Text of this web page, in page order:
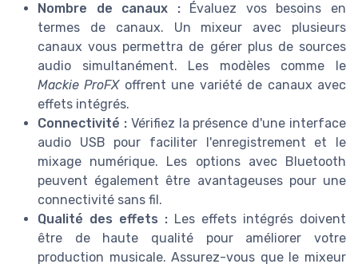
Nombre de canaux :Évaluez vos besoins en
termes de canaux. Un mixeur avec plusieurs
canaux vous permettra de gérer plus de sources
audio simultanément. Les modèles comme le
Mackie ProFXoffrent une variété de canaux avec
effets intégrés.
Connectivité :Vérifiez la présence d'une interface
audio USB pour faciliter l'enregistrement et le
mixage numérique. Les options avec Bluetooth
peuvent également être avantageuses pour une
connectivité sans fil.
Qualité des effets : Les effets intégrés doivent
être de haute qualité pour améliorer votre
production musicale. Assurez-vous que le mixeur